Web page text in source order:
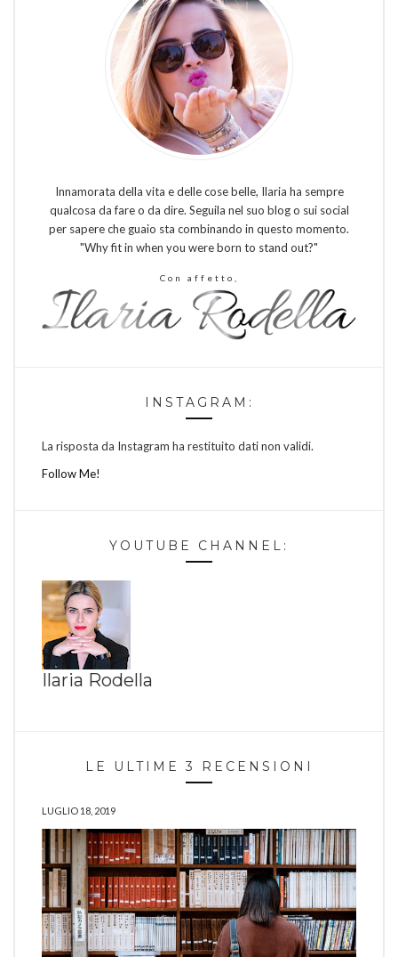
Innamorata della vita e delle cose belle, Ilaria ha sempre
qualcosa da fare o da dire. Seguila nel suo blog o sui social
per sapere che guaio sta combinando in questo momento.
"Why fit in when you were born to stand out?"
Con affetto,
INSTAGRAM:
La risposta da Instagram ha restituito dati non validi.
Follow Me!
YOUTUBE CHANNEL:
Ilaria Rodella
LE ULTIME 3 RECENSIONI
LUGLIO 18, 2019